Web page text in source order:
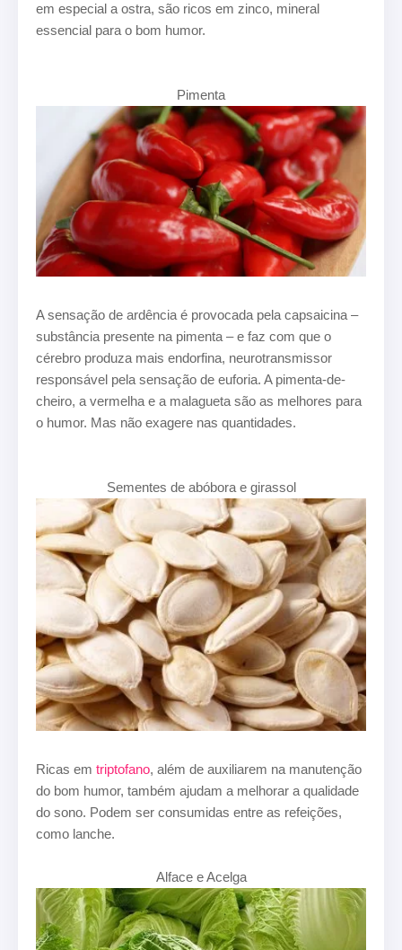
em especial a ostra, são ricos em zinco, mineral
essencial para o bom humor.
Pimenta
A sensação de ardência é provocada pela capsaicina –
substância presente na pimenta – e faz com que o
cérebro produza mais endorfina, neurotransmissor
responsável pela sensação de euforia. A pimenta-de-
cheiro, a vermelha e a malagueta são as melhores para
o humor. Mas não exagere nas quantidades.
Sementes de abóbora e girassol
Ricas em triptofano, além de auxiliarem na manutenção
do bom humor, também ajudam a melhorar a qualidade
do sono. Podem ser consumidas entre as refeições,
como lanche.
Alface e Acelga